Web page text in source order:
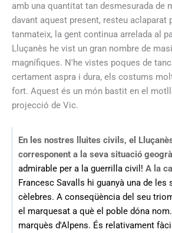
amb una quantitat tan desmesurada de
davant aquest present, resteu aclaparat
tanmateix, la gent continua arrelada al
Lluçanès he vist un gran nombre de
magnífiques. N'he vistes poques de
certament aspra i dura, els costums
fort. Aquest és un món bastit en el
projecció de Vic.
En les nostres lluites civils, el
corresponent a la seva situació
admirable per a la guerrilla civil! A la
Francesc Savalls hi guanyà una de les
cèlebres. A conseqüència del seu
el marquesat a què el poble dóna
marquès d'Alpens. És relativament